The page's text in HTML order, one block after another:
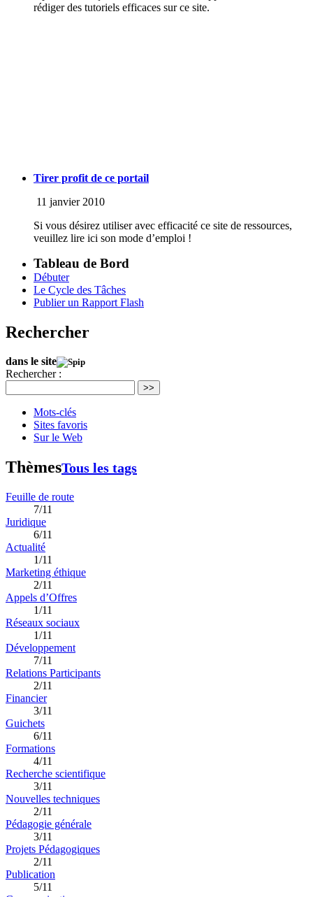
rédiger des tutoriels efficaces sur ce site.
Tirer profit de ce portail
11 janvier 2010
Si vous désirez utiliser avec efficacité ce site de ressources,
veuillez lire ici son mode d’emploi !
Tableau de Bord
Débuter
Le Cycle des Tâches
Publier un Rapport Flash
Rechercher
dans le site
Rechercher :
>>
Mots-clés
Sites favoris
Sur le Web
ThèmesTous les tags
Feuille de route
7/11
Juridique
6/11
Actualité
1/11
Marketing éthique
2/11
Appels d’Offres
1/11
Réseaux sociaux
1/11
Développement
7/11
Relations Participants
2/11
Financier
3/11
Guichets
6/11
Formations
4/11
Recherche scientifique
3/11
Nouvelles techniques
2/11
Pédagogie générale
3/11
Projets Pédagogiques
2/11
Publication
5/11